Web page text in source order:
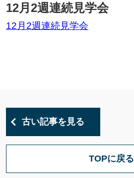
12月2週連続見学会
12月2週連続見学会
古い記事を見る
TOPに戻る